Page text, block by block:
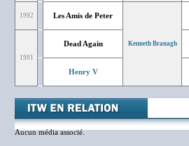
1992 Les Amis de Peter
Kenneth Branagh
1991
Dead Again
Henry V
Aucun média associé.